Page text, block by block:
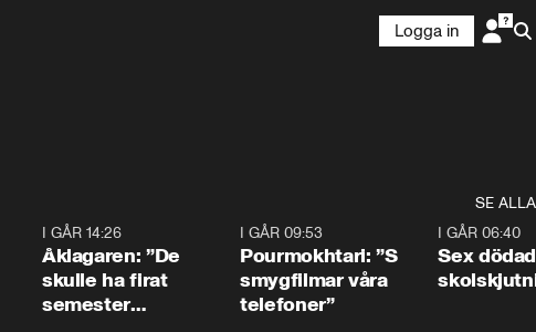
Logga in
SE ALLA
I GÅR 14:26
Åklagaren: ”De
skulle ha firat
semester
I GÅR 09:53
Pourmokhtari: ”S
smygfilmar våra
telefoner”
I GÅR 06:40
Sex